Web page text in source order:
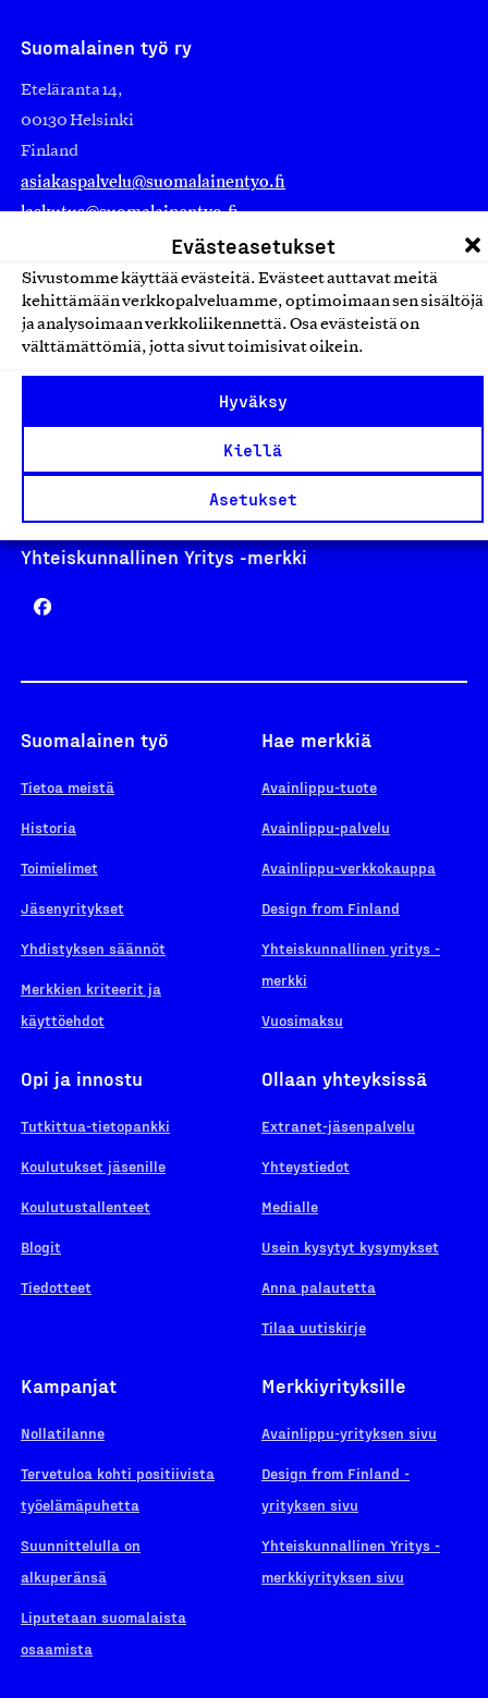
Evästeasetukset
Sivustomme käyttää evästeitä. Evästeet auttavat meitä
kehittämään verkkopalveluamme, optimoimaan sen sisältöjä
ja analysoimaan verkkoliikennettä. Osa evästeistä on
välttämättömiä, jotta sivut toimisivat oikein.
Hyväksy
Kiellä
Asetukset
Suomalainen työ ry
Eteläranta 14,
00130 Helsinki
Finland
asiakaspalvelu@suomalainentyo.fi
laskutus@suomalainentyo.fi
Avainlippu
Yhteiskunnallinen Yritys -merkki
Suomalainen työ
Tietoa meistä
Historia
Toimielimet
Jäsenyritykset
Yhdistyksen säännöt
Merkkien kriteerit ja
käyttöehdot
Hae merkkiä
Avainlippu-tuote
Avainlippu-palvelu
Avainlippu-verkkokauppa
Design from Finland
Yhteiskunnallinen yritys -
merkki
Vuosimaksu
Opi ja innostu
Tutkittua-tietopankki
Koulutukset jäsenille
Koulutustallenteet
Blogit
Tiedotteet
Ollaan yhteyksissä
Extranet-jäsenpalvelu
Yhteystiedot
Medialle
Usein kysytyt kysymykset
Anna palautetta
Tilaa uutiskirje
Kampanjat
Nollatilanne
Tervetuloa kohti positiivista
työelämäpuhetta
Suunnittelulla on
alkuperänsä
Liputetaan suomalaista
osaamista
Merkkiyrityksille
Avainlippu-yrityksen sivu
Design from Finland -
yrityksen sivu
Yhteiskunnallinen Yritys -
merkkiyrityksen sivu